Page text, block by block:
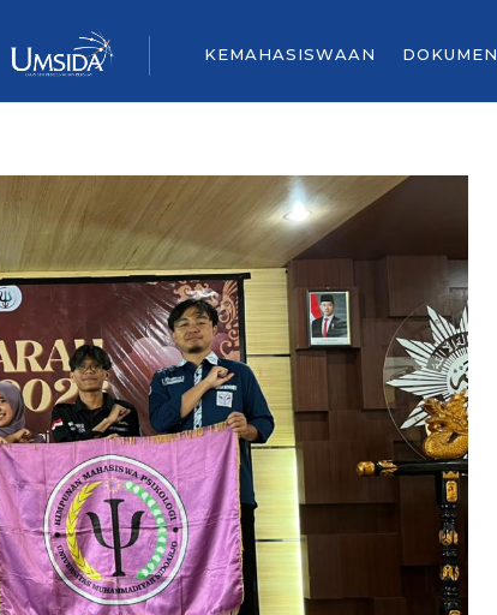
KEMAHASISWAAN DOKUMEN